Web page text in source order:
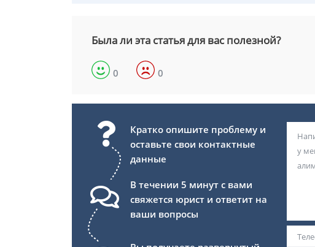
Была ли эта статья для вас полезной?
0 0
Кратко опишите проблему и
оставьте свои контактные
данные
В течении 5 минут с вами
свяжется юрист и ответит на
ваши вопросы